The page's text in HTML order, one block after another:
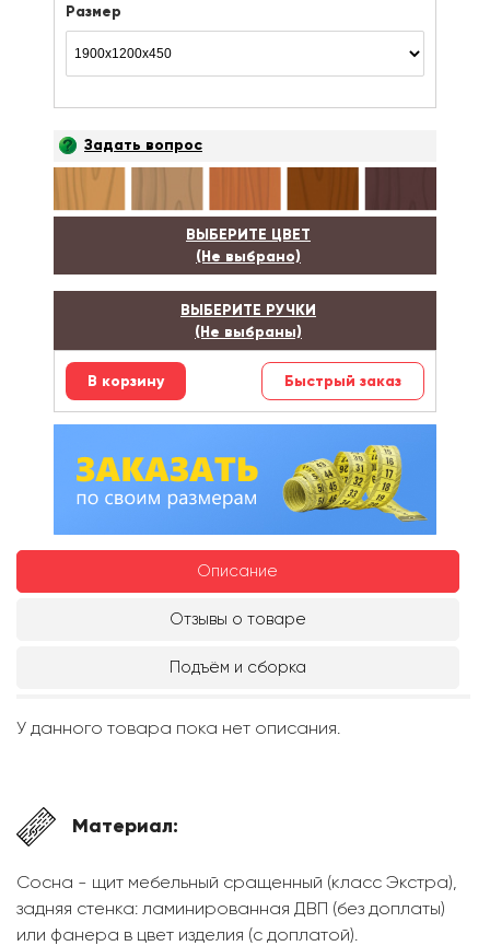
Размер
Задать вопрос
ВЫБЕРИТЕ ЦВЕТ
(Не выбрано)
ВЫБЕРИТЕ РУЧКИ
(Не выбраны)
Быстрый заказ
Описание
Отзывы о товаре
Подъём и сборка
У данного товара пока нет описания.
Материал:
Сосна - щит мебельный сращенный (класс Экстра),
задняя стенка: ламинированная ДВП (без доплаты)
или фанера в цвет изделия (с доплатой).